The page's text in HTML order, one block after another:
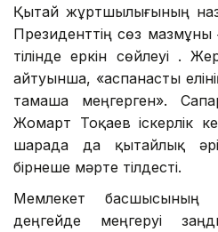
өткен дөңгелек
бастады. Бұл
қабылдап, дипломатиялық
көрсеткен сәт лезде
кетті. Жалпы, Мемлекет
еркін меңгеруін тек
болмас. Мұндай
арасындағы сенімді
саяси және іскерлік
маңызды артықшылық екені